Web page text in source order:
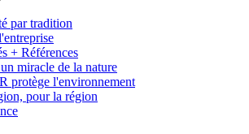
par tradition
+ Références
miracle de la nature
protège l'environnement
pour la région